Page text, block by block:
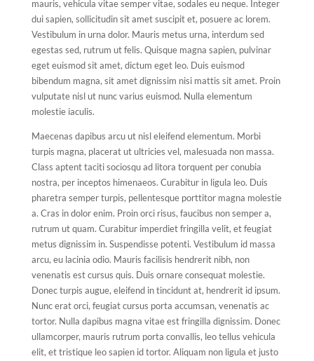
mauris, vehicula vitae semper vitae, sodales eu neque. Integer
dui sapien, sollicitudin sit amet suscipit et, posuere ac lorem.
Vestibulum in urna dolor. Mauris metus urna, interdum sed
egestas sed, rutrum ut felis. Quisque magna sapien, pulvinar
eget euismod sit amet, dictum eget leo. Duis euismod
bibendum magna, sit amet dignissim nisi mattis sit amet. Proin
vulputate nisl ut nunc varius euismod. Nulla elementum
molestie iaculis.
Maecenas dapibus arcu ut nisl eleifend elementum. Morbi
turpis magna, placerat ut ultricies vel, malesuada non massa.
Class aptent taciti sociosqu ad litora torquent per conubia
nostra, per inceptos himenaeos. Curabitur in ligula leo. Duis
pharetra semper turpis, pellentesque porttitor magna molestie
a. Cras in dolor enim. Proin orci risus, faucibus non semper a,
rutrum ut quam. Curabitur imperdiet fringilla velit, et feugiat
metus dignissim in. Suspendisse potenti. Vestibulum id massa
arcu, eu lacinia odio. Mauris facilisis hendrerit nibh, non
venenatis est cursus quis. Duis ornare consequat molestie.
Donec turpis augue, eleifend in tincidunt at, hendrerit id ipsum.
Nunc erat orci, feugiat cursus porta accumsan, venenatis ac
tortor. Nulla dapibus magna vitae est fringilla dignissim. Donec
ullamcorper, mauris rutrum porta convallis, leo tellus vehicula
elit, et tristique leo sapien id tortor. Aliquam non ligula et justo